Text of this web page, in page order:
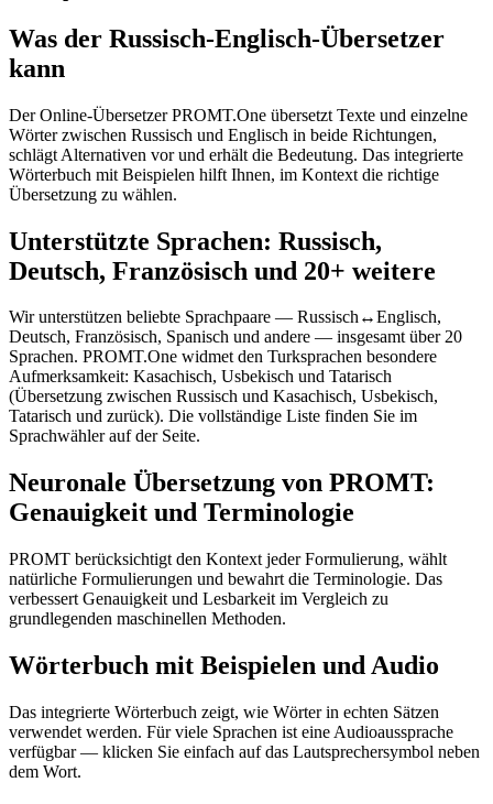
Was der Russisch-Englisch-Übersetzer
kann
Der Online-Übersetzer PROMT.One übersetzt Texte und einzelne
Wörter zwischen Russisch und Englisch in beide Richtungen,
schlägt Alternativen vor und erhält die Bedeutung. Das integrierte
Wörterbuch mit Beispielen hilft Ihnen, im Kontext die richtige
Übersetzung zu wählen.
Unterstützte Sprachen: Russisch,
Deutsch, Französisch und 20+ weitere
Wir unterstützen beliebte Sprachpaare — Russisch↔Englisch,
Deutsch, Französisch, Spanisch und andere — insgesamt über 20
Sprachen. PROMT.One widmet den Turksprachen besondere
Aufmerksamkeit: Kasachisch, Usbekisch und Tatarisch
(Übersetzung zwischen Russisch und Kasachisch, Usbekisch,
Tatarisch und zurück). Die vollständige Liste finden Sie im
Sprachwähler auf der Seite.
Neuronale Übersetzung von PROMT:
Genauigkeit und Terminologie
PROMT berücksichtigt den Kontext jeder Formulierung, wählt
natürliche Formulierungen und bewahrt die Terminologie. Das
verbessert Genauigkeit und Lesbarkeit im Vergleich zu
grundlegenden maschinellen Methoden.
Wörterbuch mit Beispielen und Audio
Das integrierte Wörterbuch zeigt, wie Wörter in echten Sätzen
verwendet werden. Für viele Sprachen ist eine Audioaussprache
verfügbar — klicken Sie einfach auf das Lautsprechersymbol neben
dem Wort.